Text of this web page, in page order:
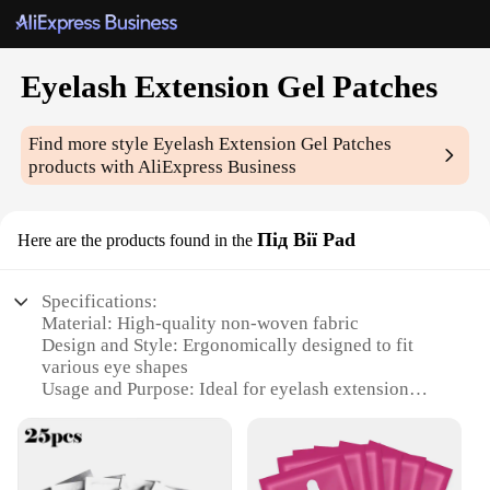
Eyelash Extension Gel Patches
Find more styleEyelash Extension Gel Patches
products with AliExpress Business
Here are the products found in the Під Вії Pad
Specifications:
Material: High-quality non-woven fabric
Design and Style: Ergonomically designed to fit
various eye shapes
Usage and Purpose: Ideal for eyelash extension
Performance and Property: Soft, breathable, and
Quantity: Available in sets for convenient use